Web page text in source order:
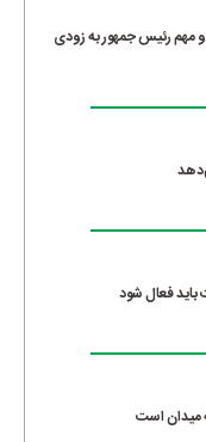
رئیس جمهور به زودی
فعال شود
میدان است